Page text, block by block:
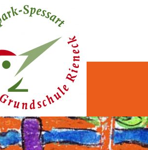
Naturpark-Spessart-